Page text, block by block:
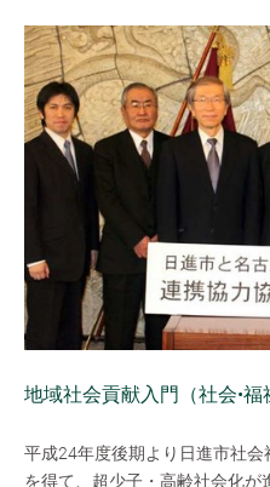
地域社会貢献入門（社会•福
平成24年度後期より日進市社
を得て、超少子・高齢社会化